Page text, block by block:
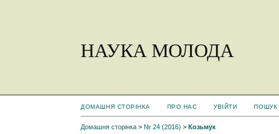
НАУКА МОЛОДА
ДОМАШНЯ СТОРІНКА ПРО НАС УВІЙТИ ПОШУК
Домашня сторінка > № 24 (2016) >Козьмук